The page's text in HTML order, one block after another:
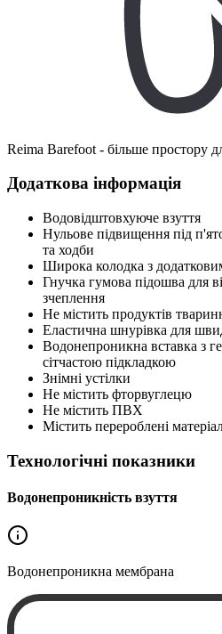
Reima Barefoot - більше простору
Додаткова інформація
Водовідштовхуюче взуття
Нульове підвищення під
та ходби
Широка колодка з
Гнучка гумова підошва для
зчеплення
Не містить продуктів
Еластична шнурівка для
Водонепроникна вставка з
сітчастою підкладкою
Знімні устілки
Не містить фторвуглецю
Не містить ПВХ
Містить перероблені
Технологічні показники
Водонепроникність взуття
Водонепроникна мембрана